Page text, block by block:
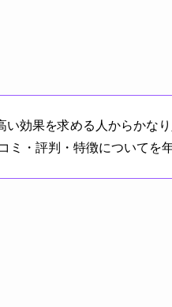
い効果を求める人からかな
ミ・評判・特徴についてを